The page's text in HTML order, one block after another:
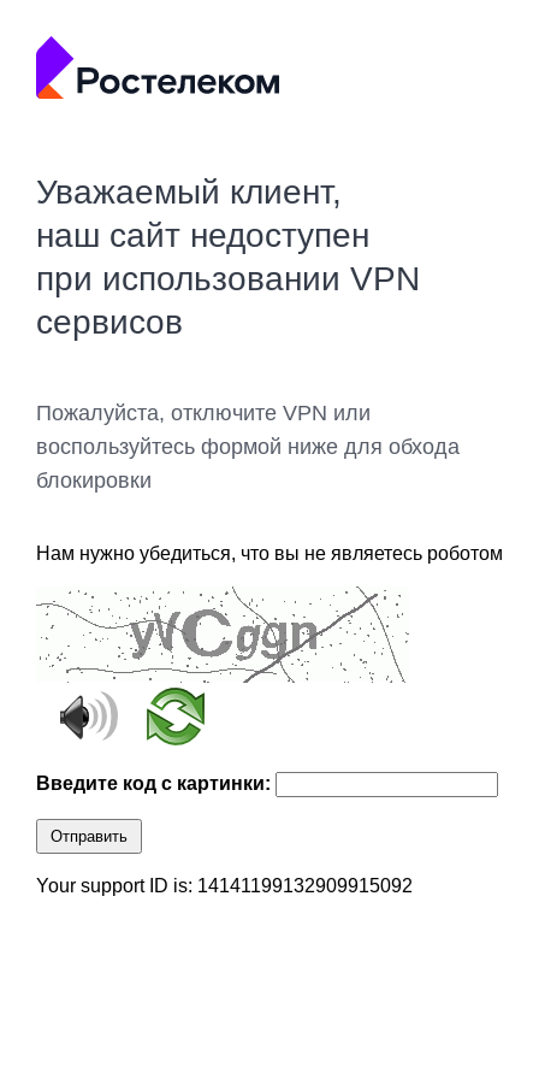
Уважаемый клиент,
наш сайт недоступен
при использовании VPN
сервисов
Пожалуйста, отключите VPN или
воспользуйтесь формой ниже для обхода
блокировки
Нам нужно убедиться, что вы не являетесь роботом
Введите код с картинки:
Отправить
Your support ID is: 14141199132909915092